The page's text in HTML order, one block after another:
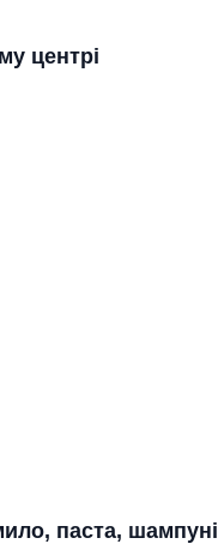
центрі
паста, шампуні